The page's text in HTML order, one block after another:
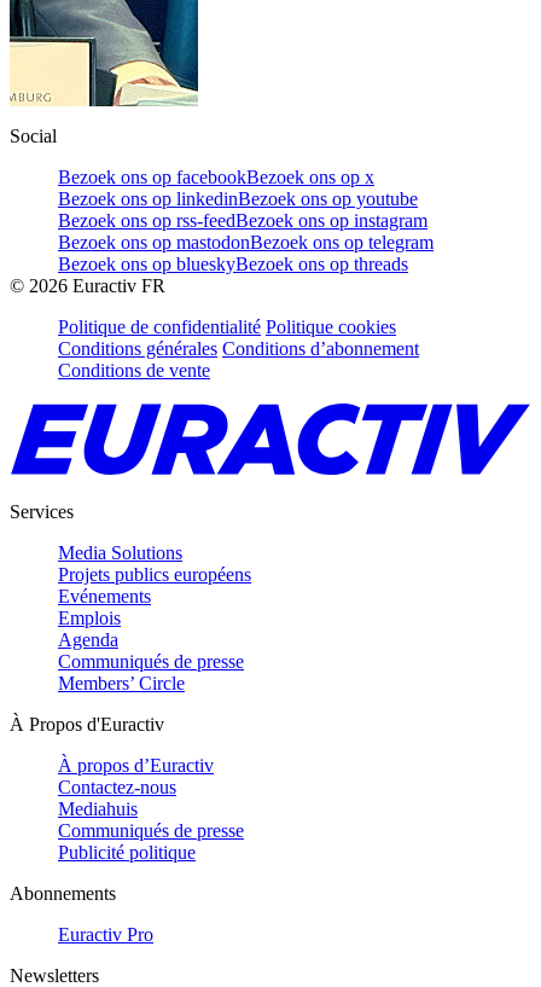
Social
Bezoek ons op facebookBezoek ons op x
Bezoek ons op linkedinBezoek ons op youtube
Bezoek ons op rss-feedBezoek ons op instagram
Bezoek ons op mastodonBezoek ons op telegram
Bezoek ons op blueskyBezoek ons op threads
© 2026 Euractiv FR
Politique de confidentialité Politique cookies
Conditions générales Conditions d’abonnement
Conditions de vente
Services
Media Solutions
Projets publics européens
Evénements
Emplois
Agenda
Communiqués de presse
Members’ Circle
À Propos d'Euractiv
À propos d’Euractiv
Contactez-nous
Mediahuis
Communiqués de presse
Publicité politique
Abonnements
Euractiv Pro
Newsletters